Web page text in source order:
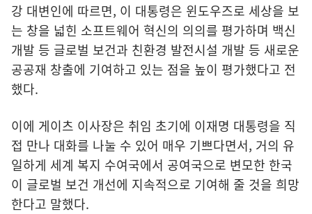
강 대변인에 따르면, 이 대통령은 윈도우즈로 세상을 보
는 창을 넓힌 소프트웨어 혁신의 의의를 평가하며 백신
개발 등 글로벌 보건과 친환경 발전시설 개발 등 새로운
공공재 창출에 기여하고 있는 점을 높이 평가했다고 전
했다.
이에 게이츠 이사장은 취임 초기에 이재명 대통령을 직
접 만나 대화를 나눌 수 있어 매우 기쁘다면서, 거의 유
일하게 세계 복지 수여국에서 공여국으로 변모한 한국
이 글로벌 보건 개선에 지속적으로 기여해 줄 것을 희망
한다고 말했다.